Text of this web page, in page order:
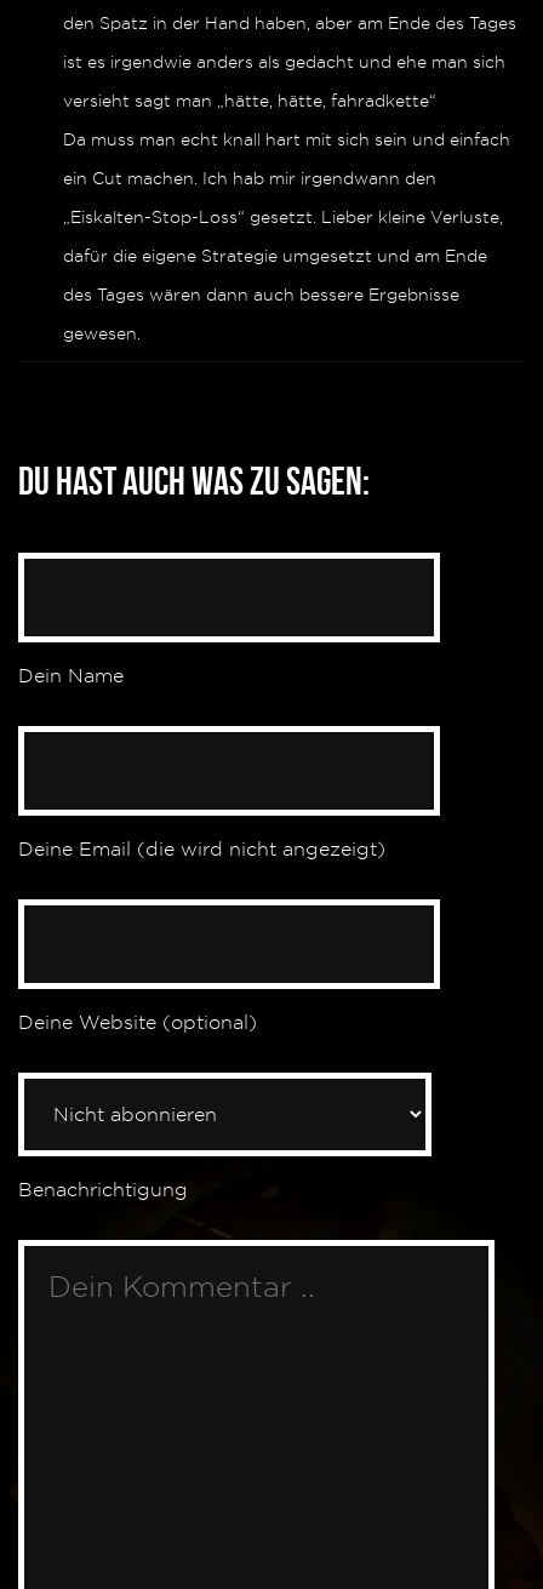
den Spatz in der Hand haben, aber am Ende des Tages
ist es irgendwie anders als gedacht und ehe man sich
versieht sagt man „hätte, hätte, fahradkette“
Da muss man echt knall hart mit sich sein und einfach
ein Cut machen. Ich hab mir irgendwann den
„Eiskalten-Stop-Loss“ gesetzt. Lieber kleine Verluste,
dafür die eigene Strategie umgesetzt und am Ende
des Tages wären dann auch bessere Ergebnisse
gewesen.
Du hast auch was zu sagen:
Dein Name
Deine Email (die wird nicht angezeigt)
Deine Website (optional)
Benachrichtigung